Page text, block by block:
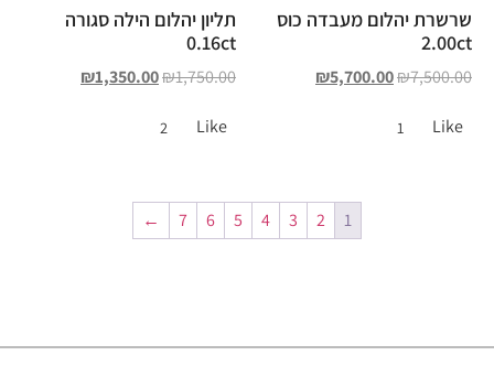
שרשרת יהלום מעבדה כוס
2.00ct
₪7,500.00
₪5,700.00
Like
1
תליון יהלום הילה סגורה
0.16ct
₪1,750.00
₪1,350.00
Like
2
1
2
3
4
5
6
7
←